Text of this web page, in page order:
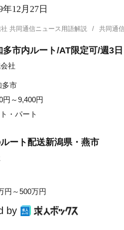
年12月27日
共同通信ニュース用語解説 共同通
多市内ルート/AT限定可/週3
社
多市
円～9,400円
・パート
ート配送新潟県・燕市
円～500万円
by